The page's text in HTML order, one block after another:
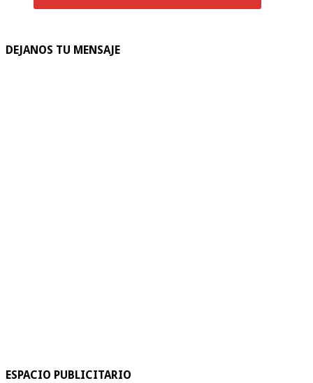
DEJANOS TU MENSAJE
ESPACIO PUBLICITARIO